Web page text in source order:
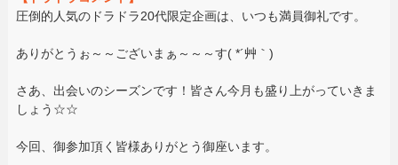
圧倒的人気のドラドラ20代限定企画は、いつも満員御礼です。
ありがとうぉ～～ございまぁ～～～す( *´艸｀)
さあ、出会いのシーズンです！皆さん今月も盛り上がっていきま
しょう☆☆
今回、御参加頂く皆様ありがとう御座います。